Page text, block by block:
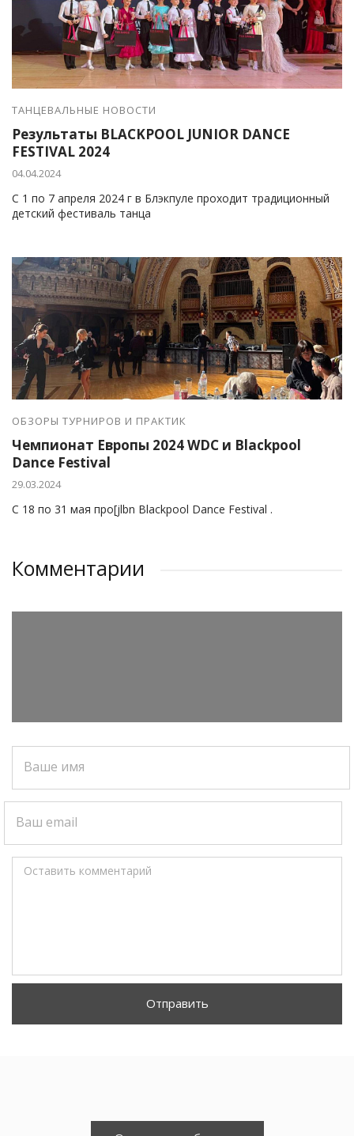
ТАНЦЕВАЛЬНЫЕ НОВОСТИ
Результаты BLACKPOOL JUNIOR ​DANCE
FESTIVAL 2024
04.04.2024
С 1 по 7 апреля 2024 г в Блэкпуле проходит традиционный
детский фестиваль танца
ОБЗОРЫ ТУРНИРОВ И ПРАКТИК
Чемпионат Европы 2024 WDC и Blackpool
Dance Festival
29.03.2024
С 18 по 31 мая про[jlbn Blackpool Dance Festival .
Комментарии
Ваше имя
Ваш email
Оставить комментарий
Отправить